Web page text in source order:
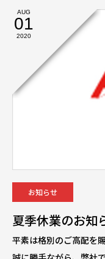
AUG
01
2020
お知らせ
夏季休業のお知
平素は格別のご高配を